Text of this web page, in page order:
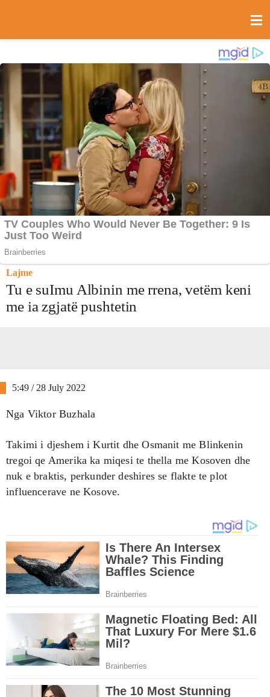
Lajme
Tu e suImu Albinin me rrena, vetëm keni
me ia zgjatë pushtetin
5:49 / 28 July 2022
Nga Viktor Buzhala
Takimi i djeshem i Kurtit dhe Osmanit me Blinkenin
tregoi qe Amerika ka miqesi te thella me Kosoven dhe
nuk e braktis, perkunder deshires se flakte te plot
influencerave ne Kosove.